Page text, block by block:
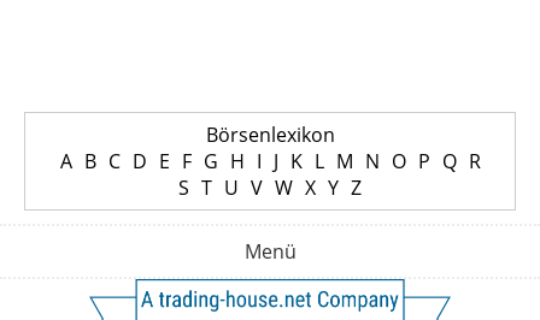
Börsenlexikon
A B C D E F G H I J K L M N O P Q R
S T U V W X Y Z
Menü